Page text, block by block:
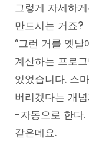
그렇게 자세하
만드시는 거죠?
“그런 거를 옛
계산하는 프로
있었습니다. 스
버리겠다는 개
-자동으로 한다.
같은데요.